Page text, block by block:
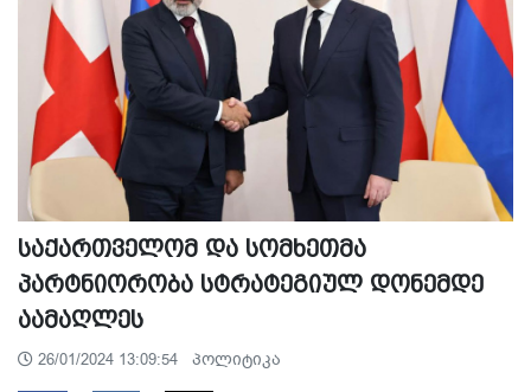
საქართველომ და სომხეთმა
პარტნიორობა სტრატეგიულ დონემდე
აამაღლეს
26/01/2024 13:09:54 პოლიტიკა